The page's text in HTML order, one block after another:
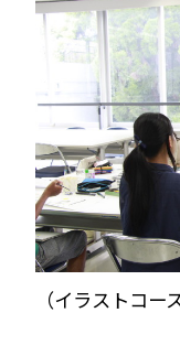
（イラストコー